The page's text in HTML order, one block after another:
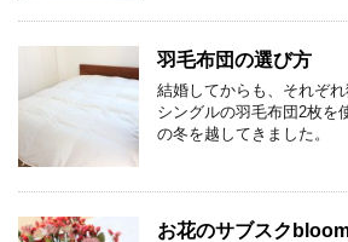
羽毛布団の選び方
結婚してからも、それぞ
シングルの羽毛布団2枚を
の冬を越してきました。
お花のサブスク